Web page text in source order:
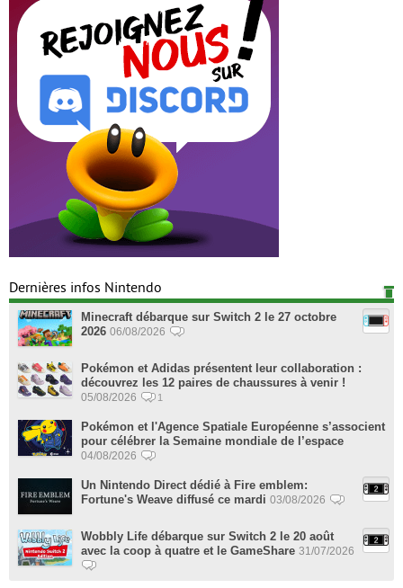
Dernières infos Nintendo
Minecraft débarque sur Switch 2 le 27 octobre
2026 06/08/2026
Pokémon et Adidas présentent leur collaboration :
découvrez les 12 paires de chaussures à venir !
05/08/2026 1
Pokémon et l'Agence Spatiale Européenne s’associent
pour célébrer la Semaine mondiale de l’espace
04/08/2026
Un Nintendo Direct dédié à Fire emblem:
Fortune's Weave diffusé ce mardi 03/08/2026
Wobbly Life débarque sur Switch 2 le 20 août
avec la coop à quatre et le GameShare 31/07/2026